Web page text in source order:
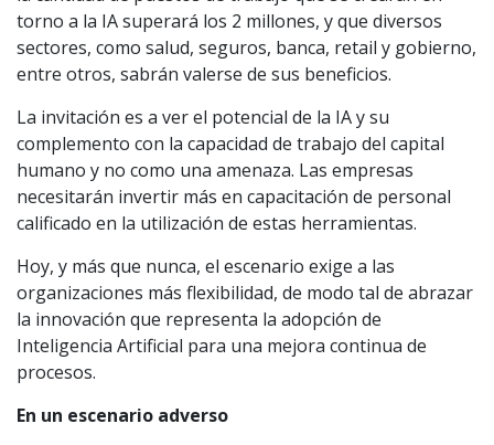
torno a la IA superará los 2 millones, y que diversos
sectores, como salud, seguros, banca, retail y gobierno,
entre otros, sabrán valerse de sus beneficios.
La invitación es a ver el potencial de la IA y su
complemento con la capacidad de trabajo del capital
humano y no como una amenaza. Las empresas
necesitarán invertir más en capacitación de personal
calificado en la utilización de estas herramientas.
Hoy, y más que nunca, el escenario exige a las
organizaciones más flexibilidad, de modo tal de abrazar
la innovación que representa la adopción de
Inteligencia Artificial para una mejora continua de
procesos.
En un escenario adverso